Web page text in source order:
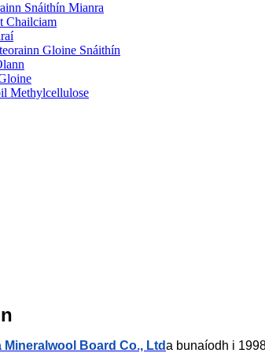
Snáithín Mianra
Chailciam
Gloine Snáithín
Methylcellulose
Board Co., Ltda bunaíodh i